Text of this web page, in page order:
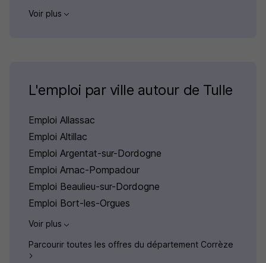
Voir plus
L'emploi par ville autour de Tulle
Emploi Allassac
Emploi Altillac
Emploi Argentat-sur-Dordogne
Emploi Arnac-Pompadour
Emploi Beaulieu-sur-Dordogne
Emploi Bort-les-Orgues
Voir plus
Parcourir toutes les offres du département Corrèze